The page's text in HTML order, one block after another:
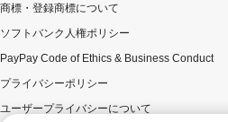
商標・登録商標について
ソフトバンク人権ポリシー
PayPay Code of Ethics & Business Conduct
プライバシーポリシー
ユーザープライバシーについて